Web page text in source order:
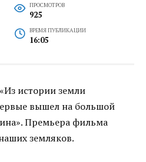
ПРОСМОТРОВ
925
ВРЕМЯ ПУБЛИКАЦИИ
16:05
истории земли
вышел на большой
Премьера фильма
земляков.